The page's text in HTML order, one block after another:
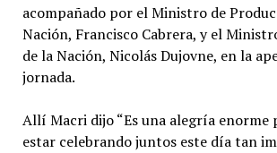
acompañado por el Ministro de
Nación, Francisco Cabrera, y el
de la Nación, Nicolás Dujovne, en la
jornada.
Allí Macri dijo “Es una alegría enorme
estar celebrando juntos este día tan